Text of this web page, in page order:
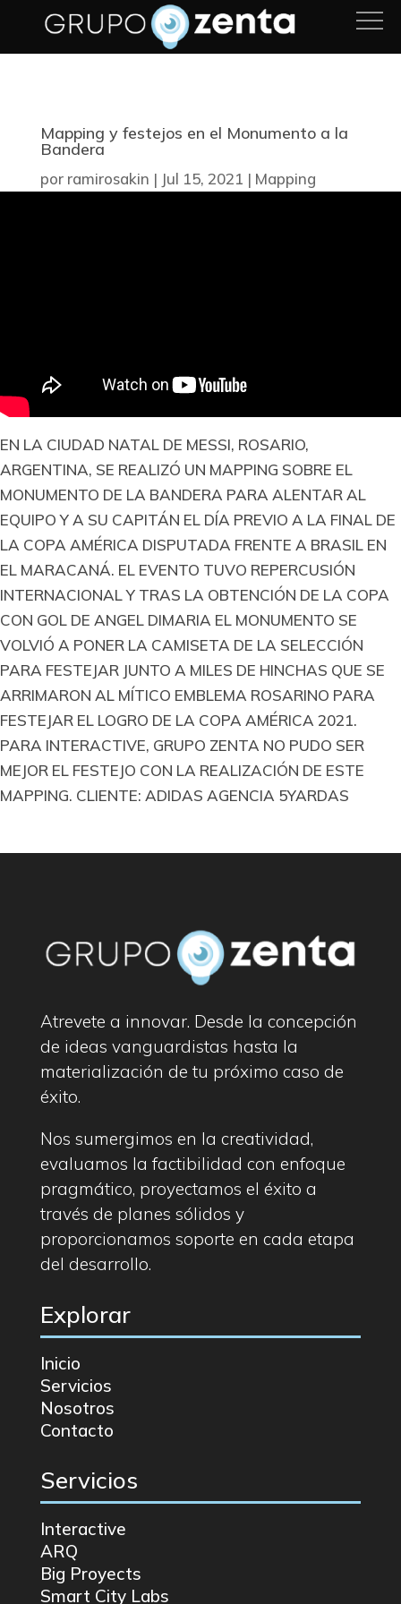
Mapping y festejos en el Monumento a la
Bandera
por ramirosakin | Jul 15, 2021 | Mapping
EN LA CIUDAD NATAL DE MESSI, ROSARIO,
ARGENTINA, SE REALIZÓ UN MAPPING SOBRE EL
MONUMENTO DE LA BANDERA PARA ALENTAR AL
EQUIPO Y A SU CAPITÁN EL DÍA PREVIO A LA FINAL DE
LA COPA AMÉRICA DISPUTADA FRENTE A BRASIL EN
EL MARACANÁ. EL EVENTO TUVO REPERCUSIÓN
INTERNACIONAL Y TRAS LA OBTENCIÓN DE LA COPA
CON GOL DE ANGEL DIMARIA EL MONUMENTO SE
VOLVIÓ A PONER LA CAMISETA DE LA SELECCIÓN
PARA FESTEJAR JUNTO A MILES DE HINCHAS QUE SE
ARRIMARON AL MÍTICO EMBLEMA ROSARINO PARA
FESTEJAR EL LOGRO DE LA COPA AMÉRICA 2021.
PARA INTERACTIVE, GRUPO ZENTA NO PUDO SER
MEJOR EL FESTEJO CON LA REALIZACIÓN DE ESTE
MAPPING. CLIENTE: ADIDAS AGENCIA 5YARDAS
Atrevete a innovar. Desde la concepción
de ideas vanguardistas hasta la
materialización de tu próximo caso de
éxito.
Nos sumergimos en la creatividad,
evaluamos la factibilidad con enfoque
pragmático, proyectamos el éxito a
través de planes sólidos y
proporcionamos soporte en cada etapa
del desarrollo.
Explorar
Inicio
Servicios
Nosotros
Contacto
Servicios
Interactive
ARQ
Big Proyects
Smart City Labs